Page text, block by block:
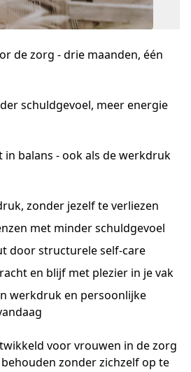
de zorg - drie maanden, één
schuldgevoel, meer energie
in balans - ook als de werkdruk
zonder jezelf te verliezen
met minder schuldgevoel
door structurele self-care
en blijf met plezier in je vak
werkdruk en persoonlijke
voor vrouwen in de zorg
zonder zichzelf op te